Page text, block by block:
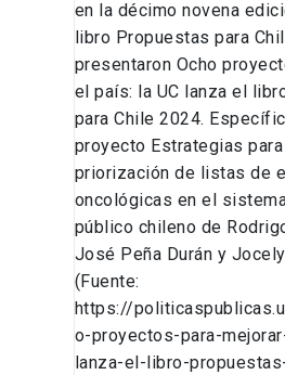
en la décimo novena
libro Propuestas para
presentaron Ocho
el país: la UC lanza el
para Chile 2024.
proyecto Estrategias
priorización de listas de
oncológicas en el
público chileno de
José Peña Durán y
(Fuente:
https://
o-proyectos-para-
lanza-el-libro-